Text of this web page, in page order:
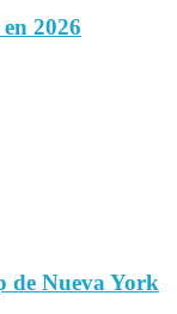
2026
de Nueva York